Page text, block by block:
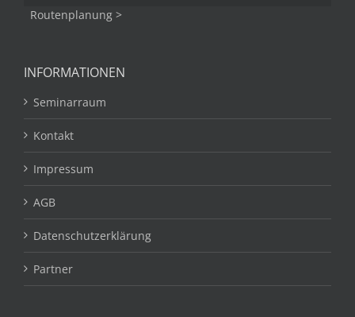
Routenplanung >
INFORMATIONEN
Seminarraum
Kontakt
Impressum
AGB
Datenschutzerklärung
Partner